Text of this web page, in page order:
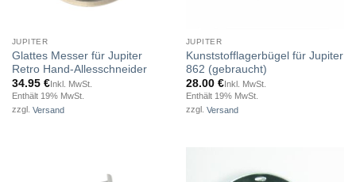
JUPITER
Glattes Messer für Jupiter
Retro Hand-Allesschneider
34.95 €Inkl. MwSt.
Enthält 19% MwSt.
zzgl. Versand
JUPITER
Kunststofflagerbügel für Jupiter
862 (gebraucht)
28.00 €Inkl. MwSt.
Enthält 19% MwSt.
zzgl. Versand